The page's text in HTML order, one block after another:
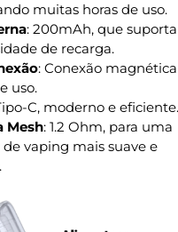
muitas horas de uso.
: 200mAh, que
de recarga.
: Conexão
uso.
C, moderno e eficiente.
Mesh: 1.2 Ohm, para uma
vaping mais suave e